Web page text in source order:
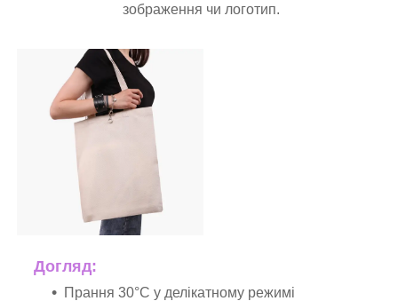
зображення чи логотип.
Догляд:
Прання 30°C у делікатному режимі